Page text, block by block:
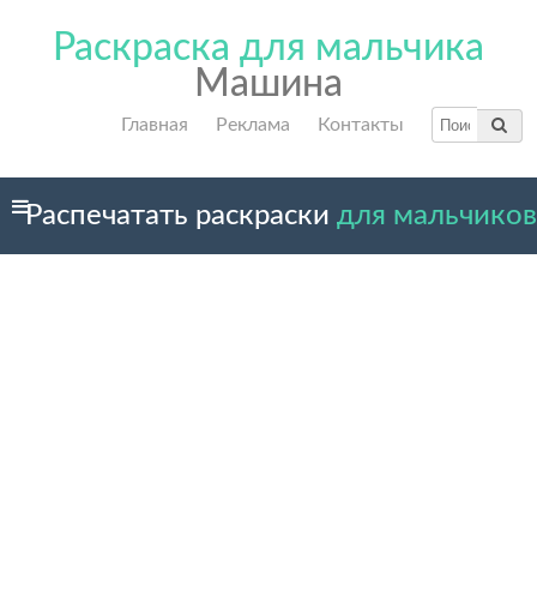
Раскраска для мальчика
Машина
Главная Реклама Контакты
Распечатать раскраски для мальчиков